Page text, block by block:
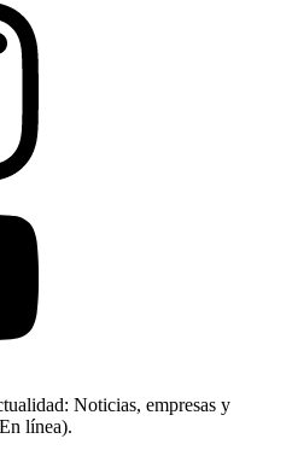
Noticias, empresas y
línea).